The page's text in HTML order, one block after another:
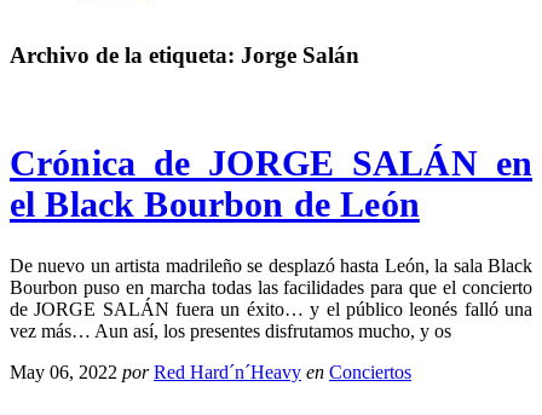
Archivo de la etiqueta: Jorge Salán
Crónica de JORGE SALÁN en
el Black Bourbon de León
De nuevo un artista madrileño se desplazó hasta León, la sala Black
Bourbon puso en marcha todas las facilidades para que el concierto
de JORGE SALÁN fuera un éxito… y el público leonés falló una
vez más… Aun así, los presentes disfrutamos mucho, y os
May 06, 2022 por Red Hard´n´Heavy en Conciertos